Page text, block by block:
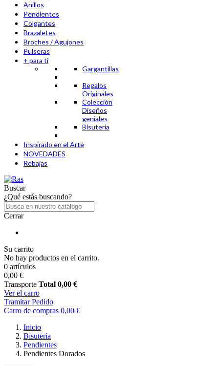
Anillos
Pendientes
Colgantes
Brazaletes
Broches / Agujones
Pulseras
+ para ti
Gargantillas
Regalos
Originales
Colección
Diseños
geniales
Bisutería
Inspirado en el Arte
NOVEDADES
Rebajas
Buscar
¿Qué estás buscando?
Cerrar
Su carrito
No hay productos en el carrito.
0 artículos
0,00 €
Transporte Total 0,00 €
Ver el carro
Tramitar Pedido
Carro de compras 0,00 €
Inicio
Bisutería
Pendientes
Pendientes Dorados